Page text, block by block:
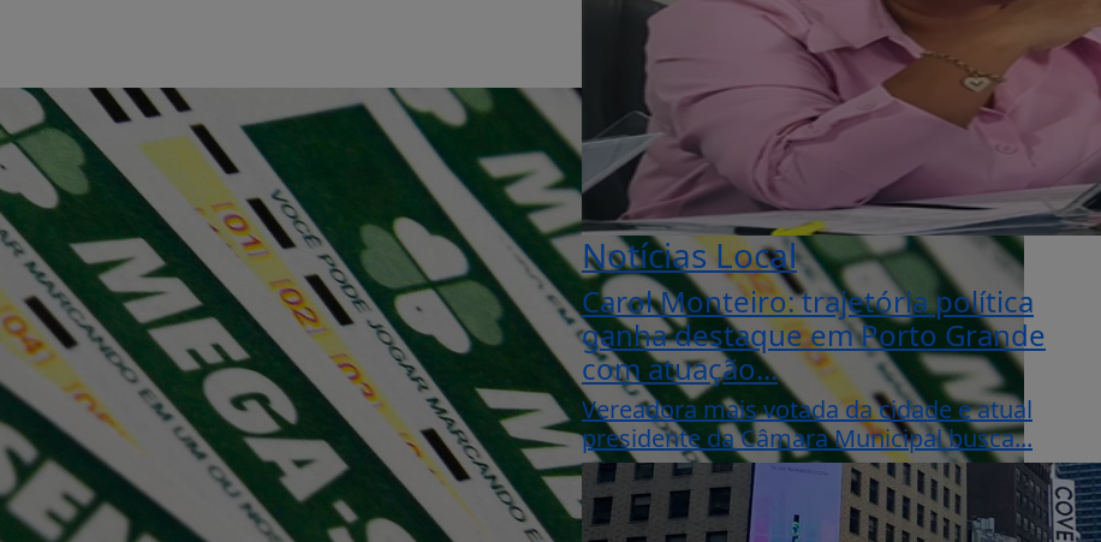
Notícias Local
Carol Monteiro: trajetória política
ganha destaque em Porto Grande
com atuação...
Vereadora mais votada da cidade e atual
presidente da Câmara Municipal busca...